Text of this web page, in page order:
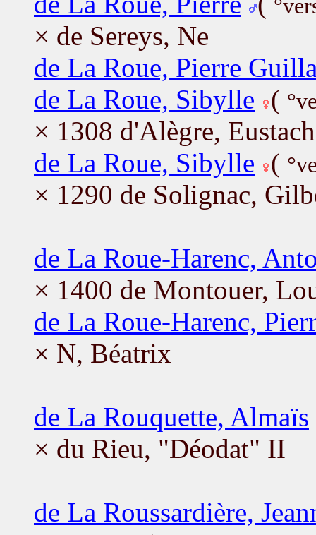
× de Sereys, Ne
de La Roue, Pierre
de La Roue, Sibylle (
× 1308 d'Alègre,
de La Roue, Sibylle (
× 1290 de Solignac,
de La Roue-Harenc,
× 1400 de Montouer,
de La Roue-Harenc,
× N, Béatrix
de La Rouquette, Almaïs
× du Rieu, "Déodat" II
de La Roussardière,